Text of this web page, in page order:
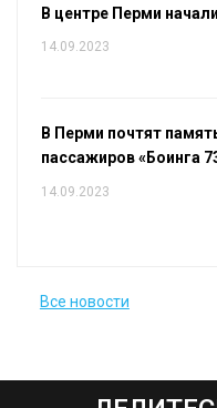
В центре Перми
14.09.2023
В Перми почтят
пассажиров «Боинга
14.09.2023
Все новости